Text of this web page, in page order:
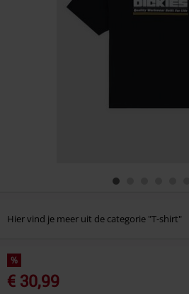
Hier vind je meer uit de categorie "T-shirt"
%
€ 30,99